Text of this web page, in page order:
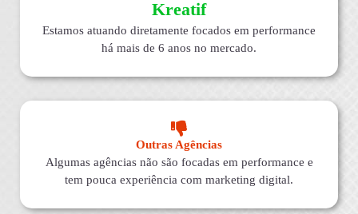
Kreatif
Estamos atuando diretamente focados em performance
há mais de 6 anos no mercado.
Outras Agências
Algumas agências não são focadas em performance e
tem pouca experiência com marketing digital.